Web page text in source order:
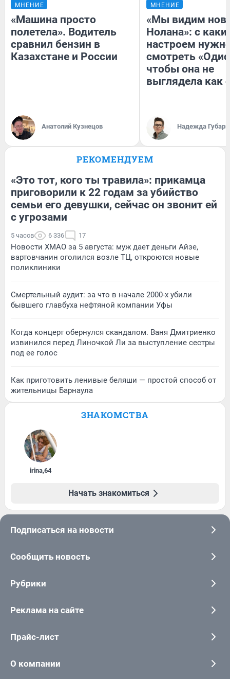
МНЕНИЕ
«Машина просто
полетела». Водитель
сравнил бензин в
Казахстане и России
Анатолий Кузнецов
МНЕНИЕ
«Мы видим
Нолана»: с
настроем
смотреть
чтобы она не
выглядела как
Надежда Губарь
РЕКОМЕНДУЕМ
«Это тот, кого ты травила»: прикамца
приговорили к 22 годам за убийство
семьи его девушки, сейчас он звонит ей
с угрозами
5 часов 6 336 17
Новости ХМАО за 5 августа: муж дает деньги Айзе,
вартовчанин оголился возле ТЦ, откроются новые
поликлиники
Смертельный аудит: за что в начале 2000-х убили
бывшего главбуха нефтяной компании Уфы
Когда концерт обернулся скандалом. Ваня Дмитриенко
извинился перед Линочкой Ли за выступление сестры
под ее голос
Как приготовить ленивые беляши — простой способ от
жительницы Барнаула
ЗНАКОМСТВА
irina,64
Начать знакомиться
Подписаться на новости
Сообщить новость
Рубрики
Реклама на сайте
Прайс-лист
О компании